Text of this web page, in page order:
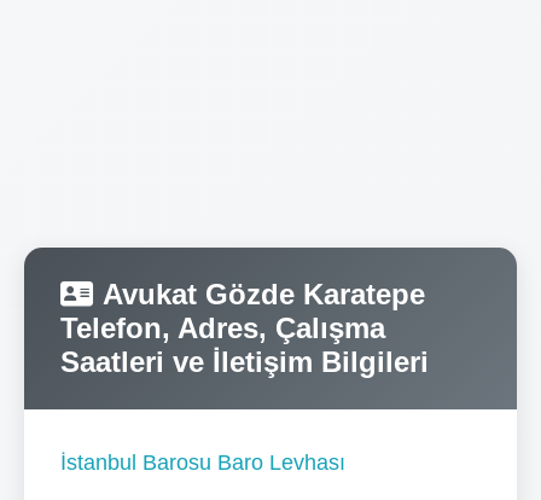
Avukat Gözde Karatepe
Telefon, Adres, Çalışma
Saatleri ve İletişim Bilgileri
İstanbul Barosu Baro Levhası